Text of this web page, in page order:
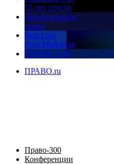
35 лет спустя
Экологическое
право
Best Law
Firm Marketing
ПМЮФ 2026
ПРАВО.ru
Право-300
Конференции